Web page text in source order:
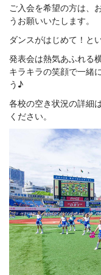
ご入会を希望の方は、
うお願いいたします。
ダンスがはじめて！と
発表会は熱気あふれる
キラキラの笑顔で一緒
う♪
各校の空き状況の詳細
ください。